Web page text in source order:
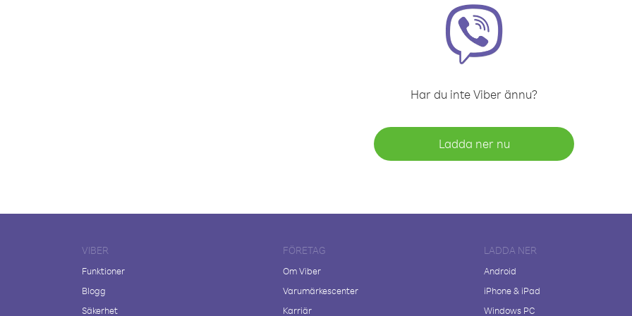
Har du inte Viber ännu?
Ladda ner nu
VIBER
Funktioner
Blogg
Säkerhet
FÖRETAG
Om Viber
Varumärkescenter
Karriär
LADDA NER
Android
iPhone & iPad
Windows PC